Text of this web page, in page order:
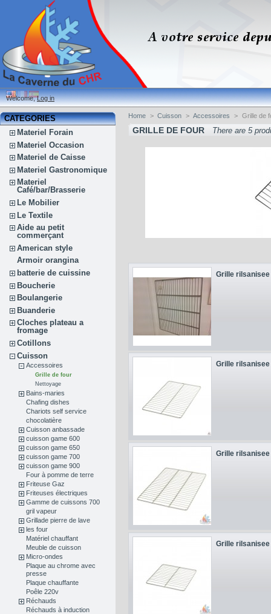
Welcome,Log in
CATEGORIES
Materiel Forain
Materiel Occasion
Materiel de Caisse
Materiel Gastronomique
Materiel
Café/bar/Brasserie
Le Mobilier
Le Textile
Aide au petit
commerçant
American style
Armoir orangina
batterie de cuissine
Boucherie
Boulangerie
Buanderie
Cloches plateau a
fromage
Cotillons
Cuisson
Accessoires
Grille de four
Nettoyage
Bains-maries
Chafing dishes
Chariots self service
chocolatière
Cuisson anbassade
cuisson game 600
cuisson game 650
cuisson game 700
cuisson game 900
Four à pomme de terre
Friteuse Gaz
Friteuses électriques
Gamme de cuissons 700
gril vapeur
Grillade pierre de lave
les four
Matériel chauffant
Meuble de cuisson
Micro-ondes
Plaque au chrome avec
presse
Plaque chauffante
Poêle 220v
Réchauds
Réchauds à induction
Home > Cuisson > Accessoires > Grille de
GRILLE DE FOUR There are 5
Grille
Grille
Grille
Grille